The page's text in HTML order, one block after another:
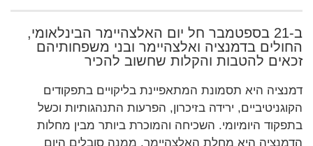
ב-21 בספטמבר חל יום האלצהיימר הבינלאומי,
החולים בדמנציה ואלצהיימר ובני משפחותיהם
זכאים להטבות והקלות שחשוב להכיר
דמנציה היא תסמונת המתאפיינת בליקויים בתפקודים
הקוגניטיביים, ירידה בזיכרון, הפרעות התנהגותיות וכשל
בתפקוד היומיומי. השכיחה והמוכרת ביותר מבין מחלות
הדמנציה היא מחלת האלצהיימר, ממנה סובלים היום